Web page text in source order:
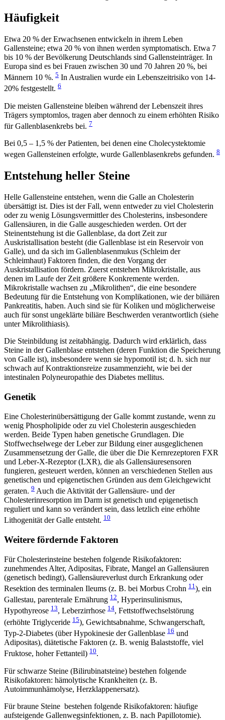
Häufigkeit
Etwa 20 % der Erwachsenen entwickeln in ihrem Leben
Gallensteine; etwa 20 % von ihnen werden symptomatisch. Etwa 7
bis 10 % der Bevölkerung Deutschlands sind Gallensteinträger. In
Europa sind es bei Frauen zwischen 30 und 70 Jahren 20 %, bei
Männern 10 %. 5 In Australien wurde ein Lebenszeitrisiko von 14-
20% festgestellt. 6
Die meisten Gallensteine bleiben während der Lebenszeit ihres
Trägers symptomlos, tragen aber dennoch zu einem erhöhten Risiko
für Gallenblasenkrebs bei. 7
Bei 0,5 – 1,5 % der Patienten, bei denen eine Cholecystektomie
wegen Gallensteinen erfolgte, wurde Gallenblasenkrebs gefunden. 8
Entstehung heller Steine
Helle Gallensteine entstehen, wenn die Galle an Cholesterin
übersättigt ist. Dies ist der Fall, wenn entweder zu viel Cholesterin
oder zu wenig Lösungsvermittler des Cholesterins, insbesondere
Gallensäuren, in die Galle ausgeschieden werden. Ort der
Steinentstehung ist die Gallenblase, da dort Zeit zur
Auskristallisation besteht (die Gallenblase ist ein Reservoir von
Galle), und da sich im Gallenblasenmukus (Schleim der
Schleimhaut) Faktoren finden, die den Vorgang der
Auskristallisation fördern. Zuerst entstehen Mikrokristalle, aus
denen im Laufe der Zeit größere Konkremente werden.
Mikrokristalle wachsen zu „Mikrolithen“, die eine besondere
Bedeutung für die Entstehung von Komplikationen, wie der biliären
Pankreatitis, haben. Auch sind sie für Koliken und möglicherweise
auch für sonst ungeklärte biliäre Beschwerden verantwortlich (siehe
unter Mikrolithiasis).
Die Steinbildung ist zeitabhängig. Dadurch wird erklärlich, dass
Steine in der Gallenblase entstehen (deren Funktion die Speicherung
von Galle ist), insbesondere wenn sie hypomotil ist; d. h. sich nur
schwach auf Kontraktionsreize zusammenzieht, wie bei der
intestinalen Polyneuropathie des Diabetes mellitus.
Genetik
Eine Cholesterinübersättigung der Galle kommt zustande, wenn zu
wenig Phospholipide oder zu viel Cholesterin ausgeschieden
werden. Beide Typen haben genetische Grundlagen. Die
Stoffwechselwege der Leber zur Bildung einer ausgeglichenen
Zusammensetzung der Galle, die über die Die Kernrezeptoren FXR
und Leber-X-Rezeptor (LXR), die als Gallensäuresensoren
fungieren, gesteuert werden, können an verschiedenen Stellen aus
genetischen und epigenetischen Gründen aus dem Gleichgewicht
geraten. 9 Auch die Aktivität der Gallensäure- und der
Cholesterinresorption im Darm ist genetisch und epigenetisch
reguliert und kann so verändert sein, dass letzlich eine erhöhte
Lithogenität der Galle entsteht. 10
Weitere fördernde Faktoren
Für Cholesterinsteine bestehen folgende Risikofaktoren:
zunehmendes Alter, Adipositas, Fibrate, Mangel an Gallensäuren
(genetisch bedingt), Gallensäureverlust durch Erkrankung oder
Resektion des terminalen Ileums (z. B. bei Morbus Crohn 11 ), ein
Gallestau, parenterale Ernährung 12, Hyperinsulinismus,
Hypothyreose 13, Leberzirrhose 14, Fettstoffwechselstörung
(erhöhte Triglyceride 15), Gewichtsabnahme, Schwangerschaft,
Typ-2-Diabetes (über Hypokinesie der Gallenblase 16 und
Adipositas), diätetische Faktoren (z. B. wenig Balaststoffe, viel
Fruktose, hoher Fettanteil) 10.
Für schwarze Steine (Bilirubinatsteine) bestehen folgende
Risikofaktoren: hämolytische Krankheiten (z. B.
Autoimmunhämolyse, Herzklappenersatz).
Für braune Steine bestehen folgende Risikofaktoren: häufige
aufsteigende Gallenwegsinfektionen, z. B. nach Papillotomie).